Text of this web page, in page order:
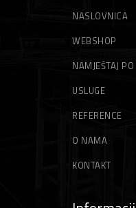
NASLOVNICA
WEBSHOP
NAMJEŠTAJ
USLUGE
REFERENCE
O NAMA
KONTAKT